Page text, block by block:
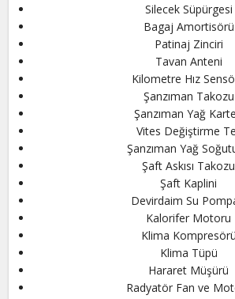
Silecek Süpürgesi
Bagaj Amortisörü
Patinaj Zinciri
Tavan Anteni
Kilometre Hız
Şanzıman Takozu
Şanzıman Yağ
Vites Değiştirme
Şanzıman Yağ
Şaft Askısı Takozu
Şaft Kaplini
Devirdaim Su
Kalorifer Motoru
Klima Kompresörü
Klima Tüpü
Hararet Müşürü
Radyatör Fan ve